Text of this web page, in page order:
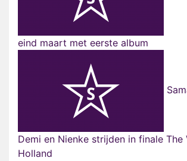
eind maart met eerste album
Demi en Nienke strijden in finale The
Holland